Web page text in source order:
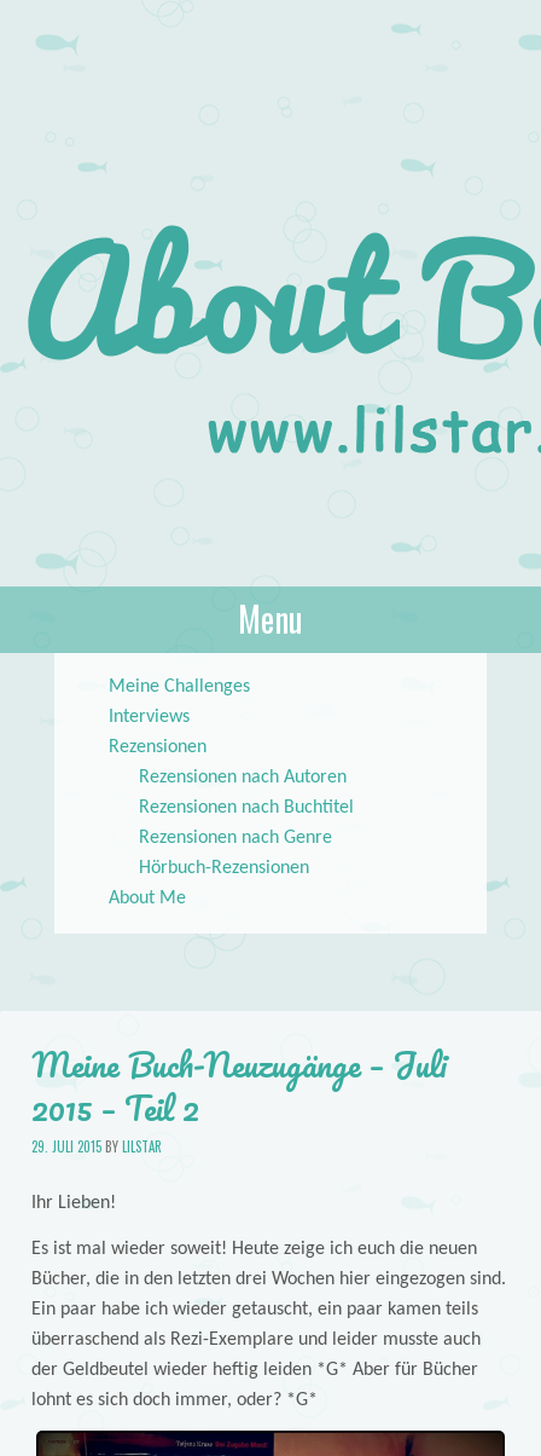
About Books
lilstar.de
Menu
Meine Challenges
Interviews
Rezensionen
Rezensionen nach Autoren
Rezensionen nach Buchtitel
Rezensionen nach Genre
Hörbuch-Rezensionen
About Me
Meine Buch-Neuzugänge – Juli
2015 – Teil 2
29. JULI 2015BYLILSTAR
Ihr Lieben!
Es ist mal wieder soweit! Heute zeige ich euch die neuen
Bücher, die in den letzten drei Wochen hier eingezogen sind.
Ein paar habe ich wieder getauscht, ein paar kamen teils
überraschend als Rezi-Exemplare und leider musste auch
der Geldbeutel wieder heftig leiden *G* Aber für Bücher
lohnt es sich doch immer, oder? *G*